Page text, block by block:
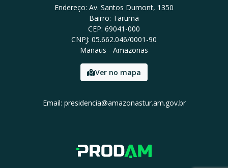
Endereço: Av. Santos Dumont, 1350
Bairro: Tarumã
CEP: 69041-000
CNPJ: 05.662.046/0001-90
Manaus - Amazonas
Ver no mapa
Email: presidencia@amazonastur.am.gov.br